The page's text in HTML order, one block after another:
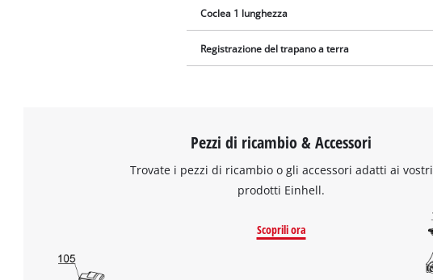
Coclea 1 lunghezza
Registrazione del trapano a terra
Pezzi di ricambio & Accessori
Trovate i pezzi di ricambio o gli accessori adatti ai vostri
prodotti Einhell.
Scoprili ora